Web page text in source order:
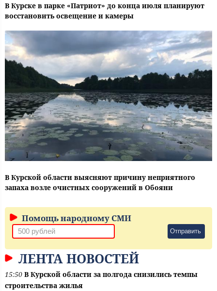
В Курске в парке «Патриот» до конца июля планируют
восстановить освещение и камеры
В Курской области выясняют причину неприятного
запаха возле очистных сооружений в Обояни
Помощь народному СМИ
Отправить
ЛЕНТА НОВОСТЕЙ
15:50 В Курской области за полгода снизились темпы
строительства жилья